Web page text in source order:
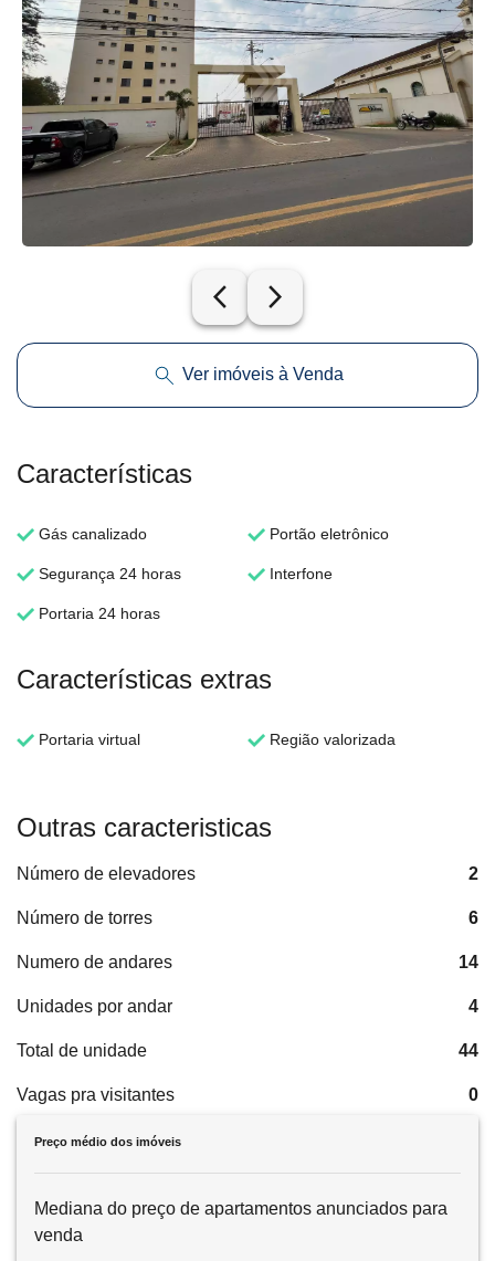
arrow_back_ios_new arrow_forward_ios
Ver imóveis à Venda
Características
Gás canalizado Portão eletrônico
Segurança 24 horas Interfone
Portaria 24 horas
Características extras
Portaria virtual Região valorizada
Outras caracteristicas
Número de elevadores 2
Número de torres 6
Numero de andares 14
Unidades por andar 4
Total de unidade 44
Vagas pra visitantes 0
Preço médio dos imóveis
Mediana do preço de apartamentos anunciados para
venda